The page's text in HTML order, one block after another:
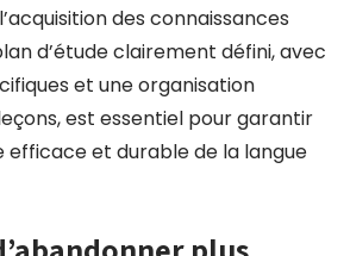
des connaissances
d’étude clairement défini, avec
et une organisation
est essentiel pour garantir
efficace et durable de la langue